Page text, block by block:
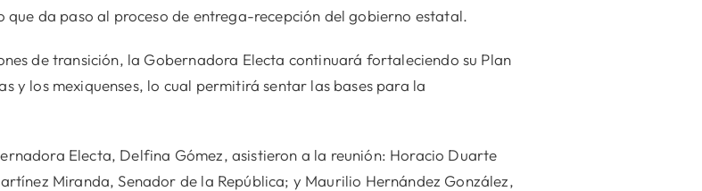
da paso al proceso de entrega-recepción del gobierno estatal.
de transición, la Gobernadora Electa continuará fortaleciendo su Plan
y los mexiquenses, lo cual permitirá sentar las bases para la
Electa, Delfina Gómez, asistieron a la reunión: Horacio Duarte
Miranda, Senador de la República; y Maurilio Hernández González,